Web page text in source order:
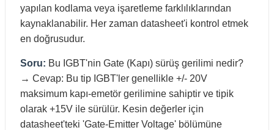
yapılan kodlama veya işaretleme farklılıklarından
kaynaklanabilir. Her zaman datasheet'i kontrol etmek
en doğrusudur.
Soru: Bu IGBT'nin Gate (Kapı) sürüş gerilimi nedir?
→ Cevap: Bu tip IGBT'ler genellikle +/- 20V
maksimum kapı-emetör gerilimine sahiptir ve tipik
olarak +15V ile sürülür. Kesin değerler için
datasheet'teki 'Gate-Emitter Voltage' bölümüne